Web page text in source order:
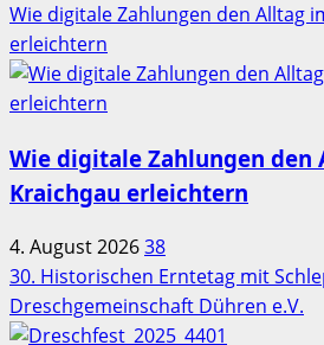
Wie digitale Zahlungen den Alltag
erleichtern
Wie digitale Zahlungen den
Kraichgau erleichtern
4. August 202638
30. Historischen Erntetag mit
Dreschgemeinschaft Dühren e.V.